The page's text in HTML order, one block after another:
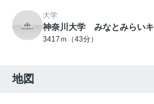
大学
神奈川大学 みなとみらい
3417ｍ（43分）
地図